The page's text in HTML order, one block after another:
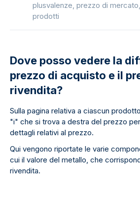
plusvalenze, prezzo di
prodotti
Dove posso vedere la
prezzo di acquisto e il
rivendita?
Sulla pagina relativa a ciascun
"i" che si trova a destra del prezzo
dettagli relativi al prezzo.
Qui vengono riportate le varie
cui il valore del metallo, che
rivendita.